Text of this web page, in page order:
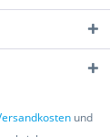
und